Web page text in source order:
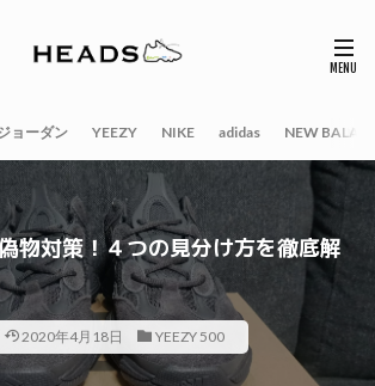
ョーダン YEEZY NIKE adidas NEW
物対策！４つの見分け方を徹底解
2020年4月18日 YEEZY 500